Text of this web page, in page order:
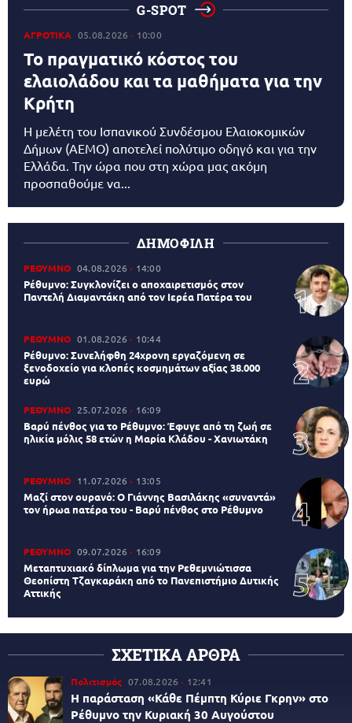
G-SPOT
ΑΓΡΟΤΙΚΑ 05.08.2026 10:00
Το πραγματικό κόστος του
ελαιολάδου και τα μαθήματα για την
Κρήτη
Η μελέτη του Ισπανικού Συνδέσμου Ελαιοκομικών
Δήμων (AEMO) αποτελεί πολύτιμο οδηγό και για την
Ελλάδα. Την ώρα που στη χώρα μας ακόμη
προσπαθούμε να...
ΔΗΜΟΦΙΛΗ
ΡΕΘΥΜΝΟ 04.08.2026 14:00
Ρέθυμνο: Συγκλονίζει ο αποχαιρετισμός στον
Παντελή Διαμαντάκη από τον Ιερέα Πατέρα του
ΡΕΘΥΜΝΟ 01.08.2026 10:44
Ρέθυμνο: Συνελήφθη 24χρονη εργαζόμενη σε
ξενοδοχείο για κλοπές κοσμημάτων αξίας 38.000
ευρώ
ΡΕΘΥΜΝΟ 25.07.2026 16:09
Βαρύ πένθος για το Ρέθυμνο: Έφυγε από τη ζωή σε
ηλικία μόλις 58 ετών η Μαρία Κλάδου - Χανιωτάκη
ΡΕΘΥΜΝΟ 11.07.2026 13:05
Μαζί στον ουρανό: Ο Γιάννης Βασιλάκης «συναντά»
τον ήρωα πατέρα του - Βαρύ πένθος στο Ρέθυμνο
ΡΕΘΥΜΝΟ 09.07.2026 16:09
Μεταπτυχιακό δίπλωμα για την Ρεθεμνιώτισσα
Θεοπίστη Τζαγκαράκη από το Πανεπιστήμιο Δυτικής
Αττικής
ΣΧΕΤΙΚΑ ΑΡΘΡΑ
Πολιτισμός 07.08.2026 12:41
Η παράσταση «Κάθε Πέμπτη Κύριε Γκρην» στο
Ρέθυμνο την Κυριακή 30 Αυγούστου